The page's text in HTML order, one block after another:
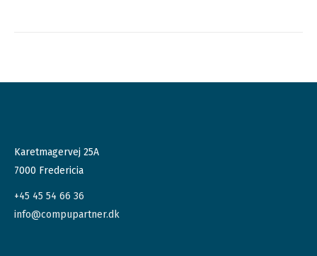
Karetmagervej 25A
7000 Fredericia
+45 45 54 66 36
info@compupartner.dk